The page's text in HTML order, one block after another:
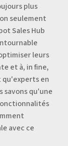
plus
seulement
Sales Hub
leurs
et à, in fine,
qu'experts en
savons qu'une
avec ce